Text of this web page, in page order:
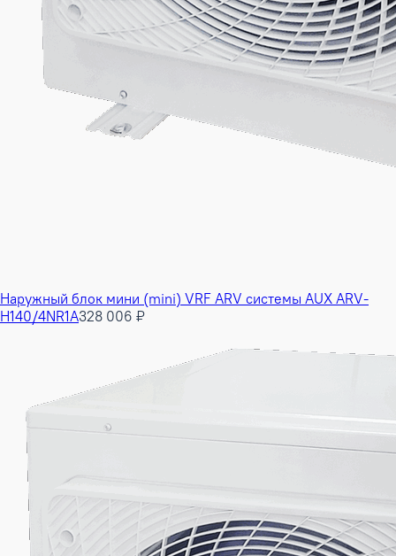
Наружный блок мини (mini) VRF ARV системы AUX ARV-
H140/4NR1A328 006 ₽